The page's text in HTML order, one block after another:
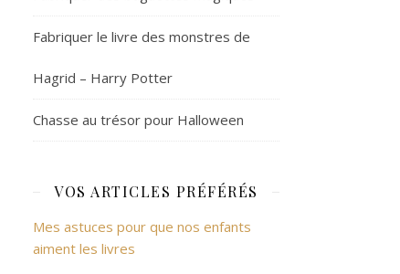
Fabriquer le livre des monstres de
Hagrid – Harry Potter
Chasse au trésor pour Halloween
VOS ARTICLES PRÉFÉRÉS
Mes astuces pour que nos enfants
aiment les livres